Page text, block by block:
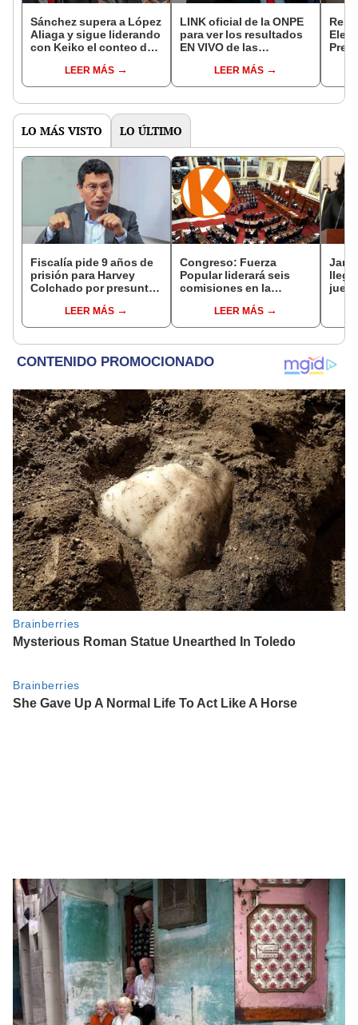
Sánchez supera a López
Aliaga y sigue liderando
con Keiko el conteo de
LEER MÁS
LINK oficial de la ONPE
para ver los resultados
EN VIVO de las
2026: conoce AQUÍ
todos los detalles
LEER MÁS
de la
LO MÁS VISTO LO ÚLTIMO
Fiscalía pide 9 años de
prisión para Harvey
Colchado por presunta
incompatible y falsedad
ideológica
LEER MÁS
Congreso: Fuerza
Popular liderará seis
comisiones en la
LEER MÁS
juez